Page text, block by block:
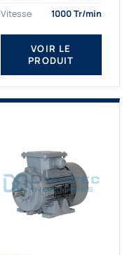
être alimenté...
Vitesse
1000 Tr/min
VOIR LE
PRODUIT